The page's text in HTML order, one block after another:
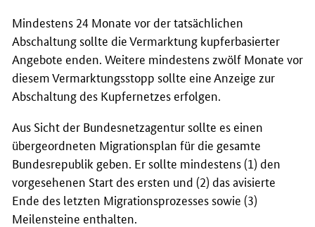
Mindestens 24 Monate vor der tatsächlichen
Abschaltung sollte die Vermarktung kupferbasierter
Angebote enden. Weitere mindestens zwölf Monate vor
diesem Vermarktungsstopp sollte eine Anzeige zur
Abschaltung des Kupfernetzes erfolgen.
Aus Sicht der Bundesnetzagentur sollte es einen
übergeordneten Migrationsplan für die gesamte
Bundesrepublik geben. Er sollte mindestens (1) den
vorgesehenen Start des ersten und (2) das avisierte
Ende des letzten Migrationsprozesses sowie (3)
Meilensteine enthalten.